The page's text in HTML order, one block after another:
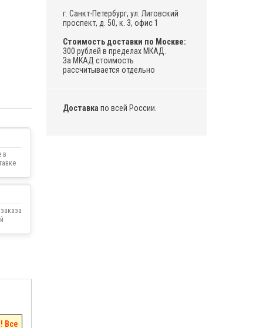
г. Санкт-Петербург, ул. Лиговский
проспект, д. 50, к. 3, офис 1
Стоимость доставки по Москве:
300 рублей в пределах МКАД.
За МКАД стоимость
рассчитывается отдельно
Доставка по всей России.
в
Все